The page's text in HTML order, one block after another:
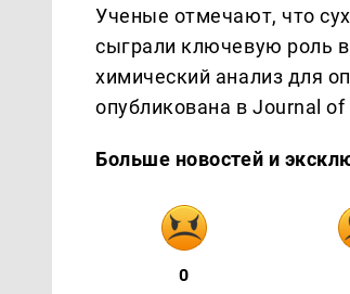
Ученые отмечают, что
сыграли ключевую роль
химический анализ для
опубликована в Journal
Больше новостей и
0